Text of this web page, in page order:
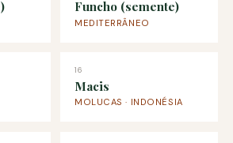
Funcho (semente)
MEDITERRÂNEO
16
Macis
MOLUCAS · INDONÉSIA